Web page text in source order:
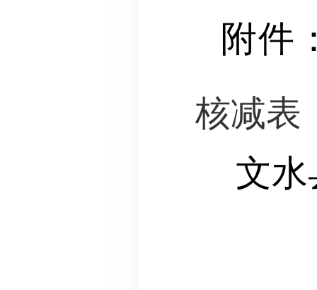
附件
核减表
文